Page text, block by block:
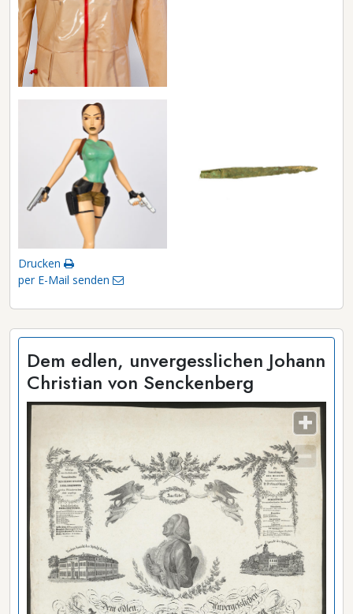
Drucken
per E-Mail senden
Dem edlen, unvergesslichen Johann
Christian von Senckenberg